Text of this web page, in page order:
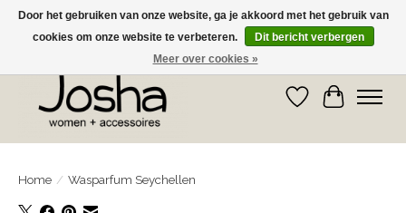
GRATIS OPHALEN IN DE WINKEL EN GRATIS VERZENDING VANAF € 75,00
Verlanglijst
Home / Wasparfum Seychellen
Door het gebruiken van onze website, ga je akkoord met het gebruik van
cookies om onze website te verbeteren.
Dit bericht verbergen
Meer over cookies »